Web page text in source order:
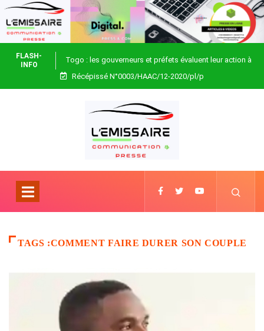
FLASH-
INFO
Togo : les gouverneurs et préfets évaluent leur action à
Blitta
Récépissé N°0003/HAAC/12-2020/pl/p
TAGS :COMMENT FAIRE DURER SON COUPLE